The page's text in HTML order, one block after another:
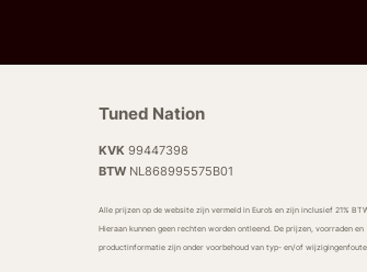
Tuned Nation
KVK 99447398
BTWNL868995575B01
Alle prijzen op de website zijn vermeld in Euro’s en zijn inclusief 21%
Hieraan kunnen geen rechten worden ontleend. De prijzen, voorraden en
productinformatie zijn onder voorbehoud van typ- en/of